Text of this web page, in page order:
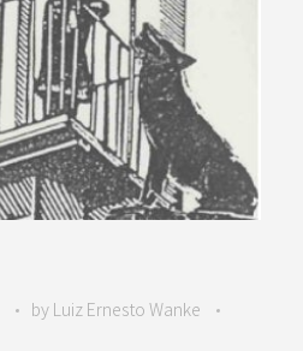
by Luiz Ernesto Wanke